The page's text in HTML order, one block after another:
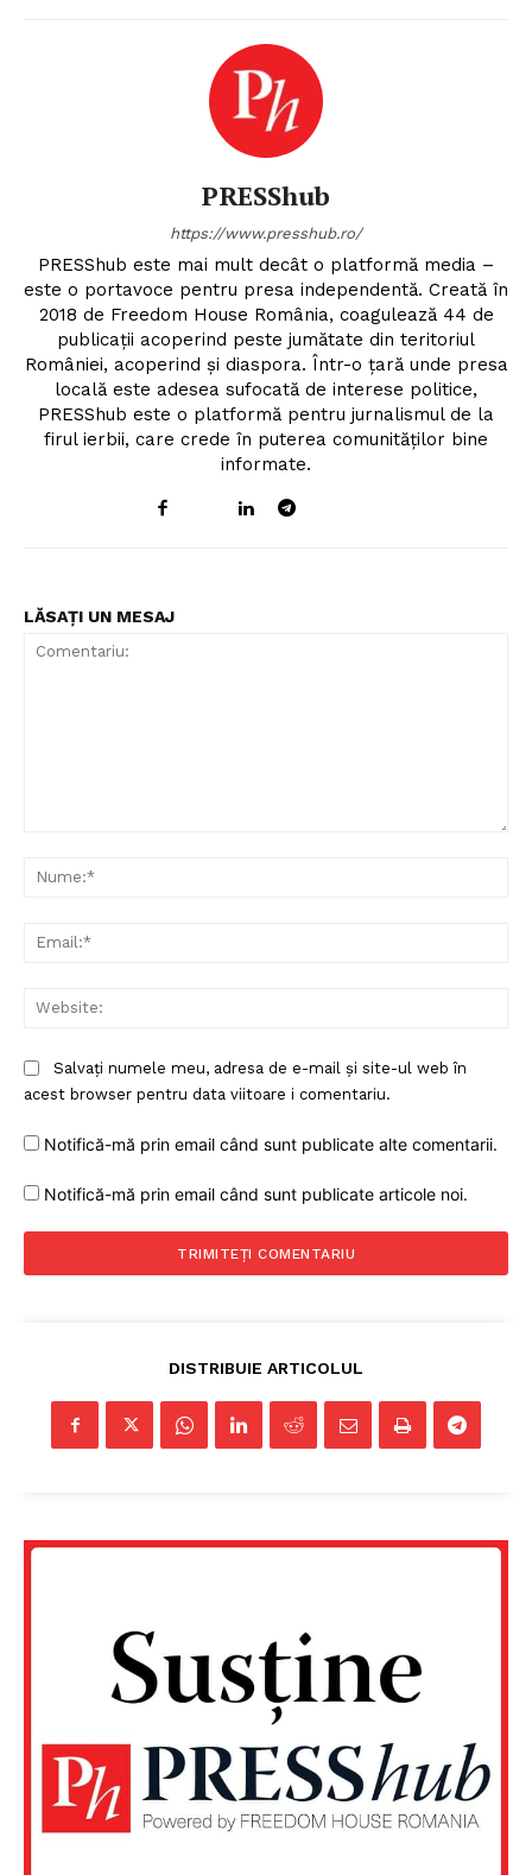
Un proiect
FREEDOM HOUSE ROMÂNIA
PRESShub
https://www.presshub.ro/
PRESShub este mai mult decât o platformă media –
este o portavoce pentru presa independentă. Creată în
2018 de Freedom House România, coagulează 44 de
publicații acoperind peste jumătate din teritoriul
României, acoperind și diaspora. Într-o țară unde presa
locală este adesea sufocată de interese politice,
PRESShub este o platformă pentru jurnalismul de la
firul ierbii, care crede în puterea comunităților bine
informate.
LĂSAȚI UN MESAJ
Salvați numele meu, adresa de e-mail și site-ul web în
acest browser pentru data viitoare i comentariu.
Notifică-mă prin email când sunt publicate alte comentarii.
Notifică-mă prin email când sunt publicate articole noi.
DISTRIBUIE ARTICOLUL